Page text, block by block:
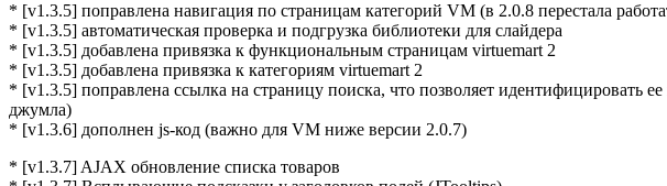
* [v1.3.5] поправлена навигация по страницам категорий VM (в 2.0.8 перестала
* [v1.3.5] автоматическая проверка и подгрузка библиотеки для слайдера
* [v1.3.5] добавлена привязка к функциональным страницам virtuemart 2
* [v1.3.5] добавлена привязка к категориям virtuemart 2
* [v1.3.5] поправлена ссылка на страницу поиска, что позволяет идентифицировать
джумла)
* [v1.3.6] дополнен js-код (важно для VM ниже версии 2.0.7)
* [v1.3.7] AJAX обновление списка товаров